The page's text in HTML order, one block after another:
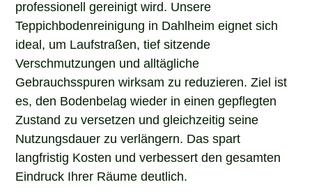
professionell gereinigt wird. Unsere
Teppichbodenreinigung in Dahlheim eignet sich
ideal, um Laufstraßen, tief sitzende
Verschmutzungen und alltägliche
Gebrauchsspuren wirksam zu reduzieren. Ziel ist
es, den Bodenbelag wieder in einen gepflegten
Zustand zu versetzen und gleichzeitig seine
Nutzungsdauer zu verlängern. Das spart
langfristig Kosten und verbessert den gesamten
Eindruck Ihrer Räume deutlich.